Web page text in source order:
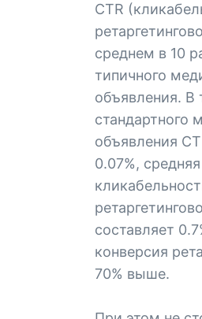
CTR
среднем в 10
типичного
объявления. В
стандартного
объявления
0.07%, средняя
составляет
конверсия
70% выше.